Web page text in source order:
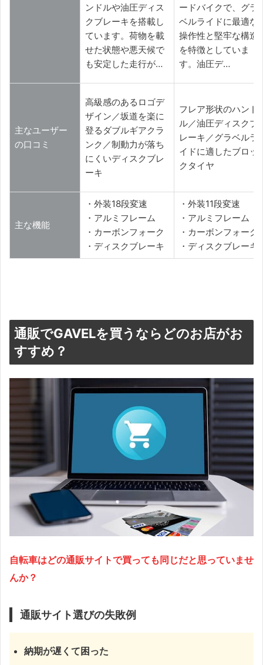
ンドルや油圧ディス
クブレーキを搭載し
ています。荷物を載
せた状態や悪天候で
も安定した走行が…
ードバイクで、グラ
ベルライドに最適な
操作性と堅牢な構造
を特徴としていま
す。油圧デ…
主なユーザー
の口コミ
高級感のあるロゴデ
ザイン／坂道を楽に
登るダブルギアクラ
ンク／制動力が落ち
にくいディスクブレ
ーキ
フレア形状のハンド
ル／油圧ディスクブ
レーキ／グラベルラ
イドに適したブロッ
クタイヤ
主な機能
・外装18段変速
・アルミフレーム
・カーボンフォーク
・ディスクブレーキ
・外装11段変速
・アルミフレーム
・カーボンフォーク
・ディスクブレーキ
通販でGAVELを買うならどのお店がお
すすめ？
自転車はどの通販サイトで買っても同じだと思っていませ
んか？
通販サイト選びの失敗例
納期が遅くて困った